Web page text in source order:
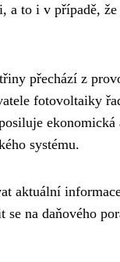
a to i v případě, že
přechází z
fotovoltaiky
systému.
aktuální
na daňového